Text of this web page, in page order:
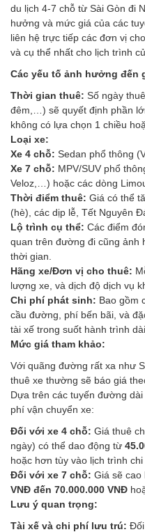
du lịch 4-7 chỗ từ Sài Gòn đi
hưởng và mức giá của các
liên hệ trực tiếp các đơn vị
và cụ thể nhất cho lịch trình
Các yếu tố ảnh hưởng đến
Thời gian thuê: Số ngày
đêm,…) sẽ quyết định phần
không có lựa chọn 1 chiều
Loại xe:
Xe 4 chỗ: Sedan phổ thông
Xe 7 chỗ: MPV/SUV phổ
Veloz,…) hoặc các dòng
Thời điểm thuê: Giá có thể
(hè), các dịp lễ, Tết Nguyên
Lộ trình cụ thể: Các điểm
quan trên đường đi cũng ảnh
thời gian.
Hãng xe/Đơn vị cho thuê:
lượng xe, và dịch độ dịch vụ
Chi phí phát sinh: Bao gồm
cầu đường, phí bến bãi, và
tài xế trong suốt hành trình
Mức giá tham khảo:
Với quãng đường rất xa như
thuê xe thường sẽ báo giá
Dựa trên các tuyến đường
phí vận chuyển xe:
Đối với xe 4 chỗ: Giá thuê
ngày) có thể dao động từ
hoặc hơn tùy vào lịch trình chi
Đối với xe 7 chỗ: Giá sẽ cao
VNĐ đến 70.000.000 VNĐ
Lưu ý quan trọng:
Tài xế và chi phí lưu trú: